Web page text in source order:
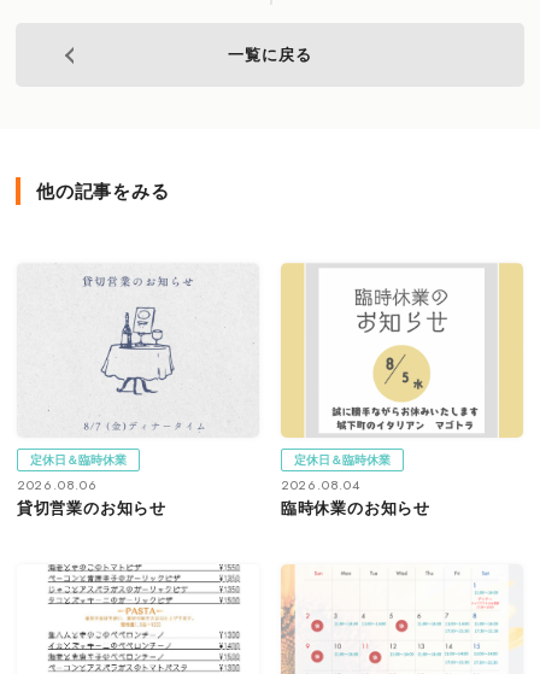
一覧に戻る
他の記事をみる
定休日＆臨時休業
2026.08.06
貸切営業のお知らせ
定休日＆臨時休業
2026.08.04
臨時休業のお知らせ